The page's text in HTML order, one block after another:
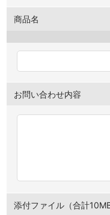
商品名
お問い合わせ内容
添付ファイル（合計